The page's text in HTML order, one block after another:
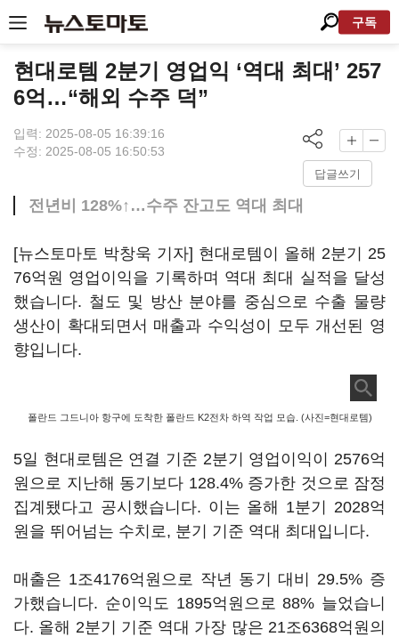
구독
현대로템 2분기 영업익 ‘역대 최대’ 257
6억…“해외 수주 덕”
입력: 2025-08-05 16:39:16
수정: 2025-08-05 16:50:53
답글쓰기
전년비 128%↑…수주 잔고도 역대 최대
[뉴스토마토 박창욱 기자] 현대로템이 올해 2분기 25
76억원 영업이익을 기록하며 역대 최대 실적을 달성
했습니다. 철도 및 방산 분야를 중심으로 수출 물량
생산이 확대되면서 매출과 수익성이 모두 개선된 영
향입니다.
폴란드 그드니아 항구에 도착한 폴란드 K2전차 하역 작업 모습. (사진=현대로템)
5일 현대로템은 연결 기준 2분기 영업이익이 2576억
원으로 지난해 동기보다 128.4% 증가한 것으로 잠정
집계됐다고 공시했습니다. 이는 올해 1분기 2028억
원을 뛰어넘는 수치로, 분기 기준 역대 최대입니다.
매출은 1조4176억원으로 작년 동기 대비 29.5% 증
가했습니다. 순이익도 1895억원으로 88% 늘었습니
다. 올해 2분기 기준 역대 가장 많은 21조6368억원의